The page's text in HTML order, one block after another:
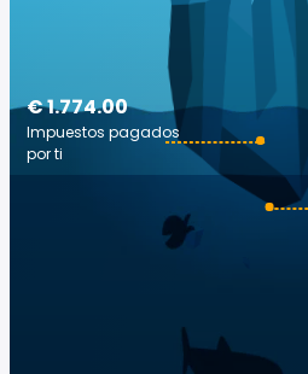
€ 1.774.00
Impuestos pagados
por ti